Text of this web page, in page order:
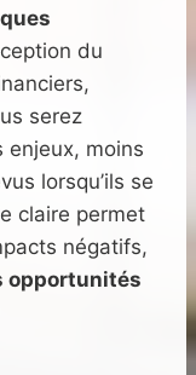
du
serez
enjeux, moins
lorsqu’ils se
claire permet
négatifs,
opportunités